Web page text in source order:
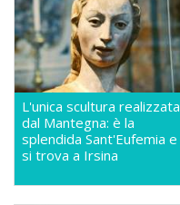
L'unica scultura realizzata
dal Mantegna: è la
splendida Sant'Eufemia e
si trova a Irsina